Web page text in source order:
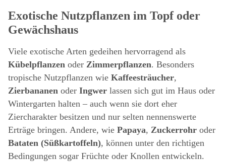
Exotische Nutzpflanzen im Topf oder
Gewächshaus
Viele exotische Arten gedeihen hervorragend als
Kübelpflanzen oder Zimmerpflanzen. Besonders
tropische Nutzpflanzen wie Kaffeesträucher,
Zierbananen oder Ingwer lassen sich gut im Haus oder
Wintergarten halten – auch wenn sie dort eher
Ziercharakter besitzen und nur selten nennenswerte
Erträge bringen. Andere, wie Papaya, Zuckerrohr oder
Bataten (Süßkartoffeln), können unter den richtigen
Bedingungen sogar Früchte oder Knollen entwickeln.